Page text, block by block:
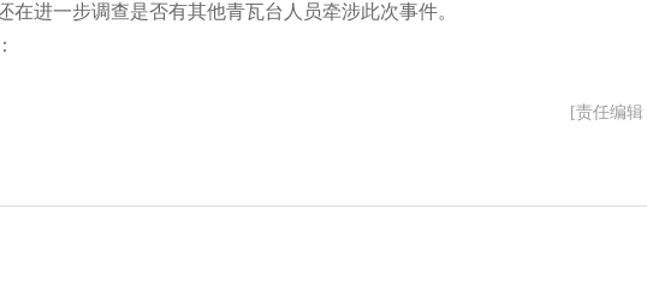
在进一步调查是否有其他青瓦台人员牵涉此次事件。
[责任编辑